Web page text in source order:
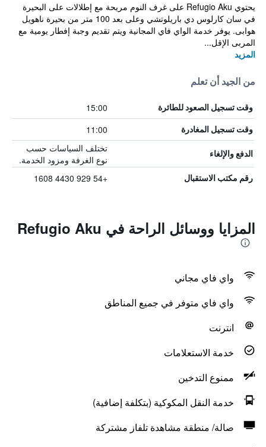
يحتوي Refugio Aku على غرف النوم مريحة مع إطلالات على البحيرة
في سان كارلوس دي باريلوتشي وعلى بعد 100 متر من بحيرة ناهويل
هوابى. يوفر خدمة الواي فاي المجانية ويتم تقديم وجبة إفطار يومية مع
المربى الإقل...
المزيد
من الجيد أن تعلم
وقت تسجيل الصعود للطائرة 15:00
وقت تسجيل المغادرة 11:00
الدفع والإلغاء
تختلف السياسات حسب
نوع الغرفة ومزود الخدمة.
رقم مكتب الاستقبال +54 929 4430 1608
المزايا ووسائل الراحة في Refugio Aku
واي فاي مجاني
واي فاي متوفر في جميع المناطق
انترنت
خدمة الاستعلامات
ممنوع التدخين
خدمة النقل المكوكية (بتكلفة إضافية)
صالة/ منطقة مشاهدة تلفاز مشتركة